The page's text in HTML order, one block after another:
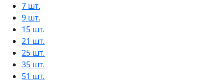
7 шт.
9 шт.
15 шт.
21 шт.
25 шт.
35 шт.
51 шт.